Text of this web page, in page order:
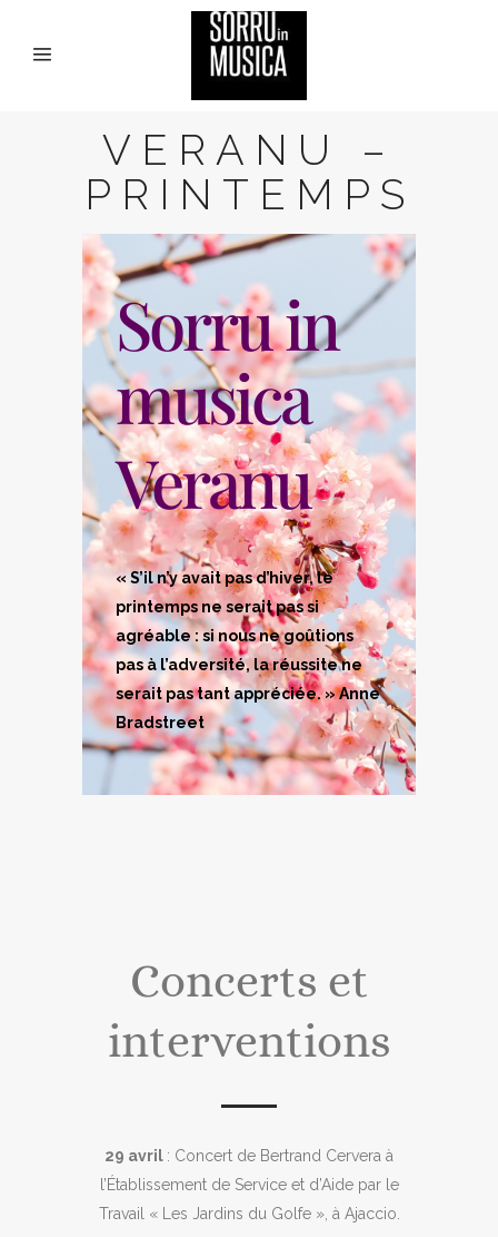
VERANU –
PRINTEMPS
Sorru in
musica
Veranu
« S’il n’y avait pas d’hiver, le
printemps ne serait pas si
agréable : si nous ne goûtions
pas à l’adversité, la réussite ne
serait pas tant appréciée. » Anne
Bradstreet
Concerts et
interventions
29 avril : Concert de Bertrand Cervera à
l’Établissement de Service et d’Aide par le
Travail « Les Jardins du Golfe », à Ajaccio.